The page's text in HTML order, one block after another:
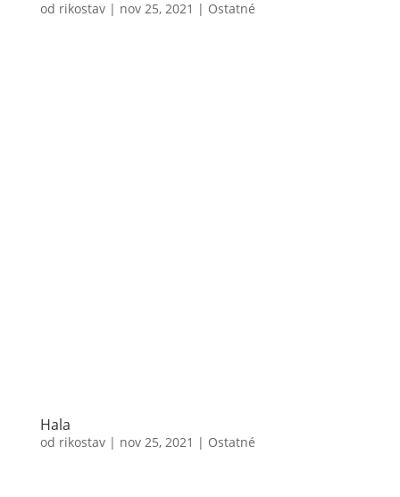
od rikostav| nov 25, 2021 | Ostatné
Hala
od rikostav| nov 25, 2021 | Ostatné